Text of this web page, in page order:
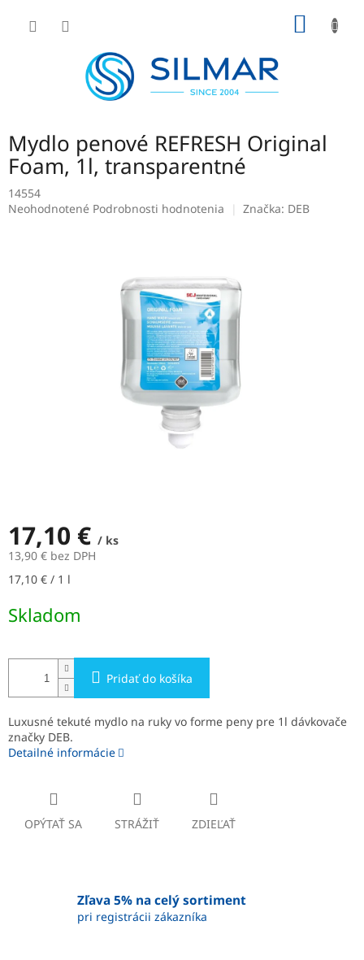
Mydlo penové REFRESH Original
Foam, 1l, transparentné
14554
Priemerné
Neohodnotené Podrobnosti hodnotenia Značka: DEB
17,10 € / ks
13,90 € bez DPH
Jednotková
17,10 € / 1 l
Skladom
Pridať do košíka
Luxusné tekuté mydlo na ruky vo forme peny pre 1l dávkovače
značky DEB.
Detailné informácie
OPÝTAŤ SA STRÁŽIŤ ZDIEĽAŤ
Zľava 5% na celý sortiment
pri registrácii zákazníka